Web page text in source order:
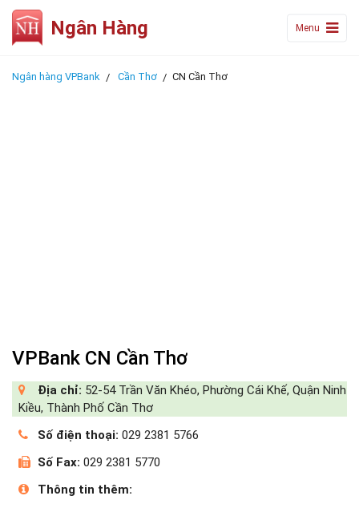
Ngân Hàng Menu
Ngân hàng VPBank Cần Thơ CN Cần Thơ
VPBank CN Cần Thơ
Địa chỉ: 52-54 Trần Văn Khéo, Phường Cái Khế, Quận Ninh
Kiều, Thành Phố Cần Thơ
Số điện thoại: 029 2381 5766
Số Fax: 029 2381 5770
Thông tin thêm: